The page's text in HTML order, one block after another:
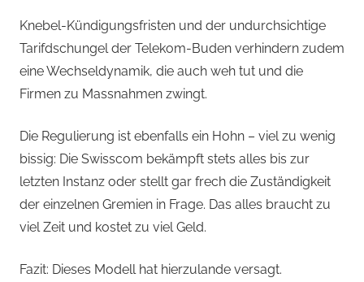
Knebel-Kündigungsfristen und der undurchsichtige
Tarifdschungel der Telekom-Buden verhindern zudem
eine Wechseldynamik, die auch weh tut und die
Firmen zu Massnahmen zwingt.
Die Regulierung ist ebenfalls ein Hohn – viel zu wenig
bissig: Die Swisscom bekämpft stets alles bis zur
letzten Instanz oder stellt gar frech die Zuständigkeit
der einzelnen Gremien in Frage. Das alles braucht zu
viel Zeit und kostet zu viel Geld.
Fazit: Dieses Modell hat hierzulande versagt.